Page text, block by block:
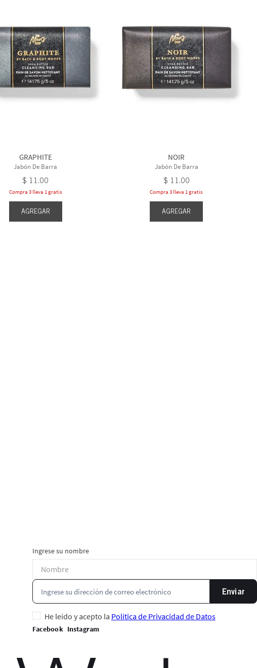
GRAPHITE
Jabón De Barra
$ 11.00
Compra 3 lleva 1 gratis
AGREGAR
NOIR
Jabón De Barra
$ 11.00
Compra 3 lleva 1 gratis
AGREGAR
Ingrese su nombre
Enviar
He leído y acepto la Política de Privacidad de Datos